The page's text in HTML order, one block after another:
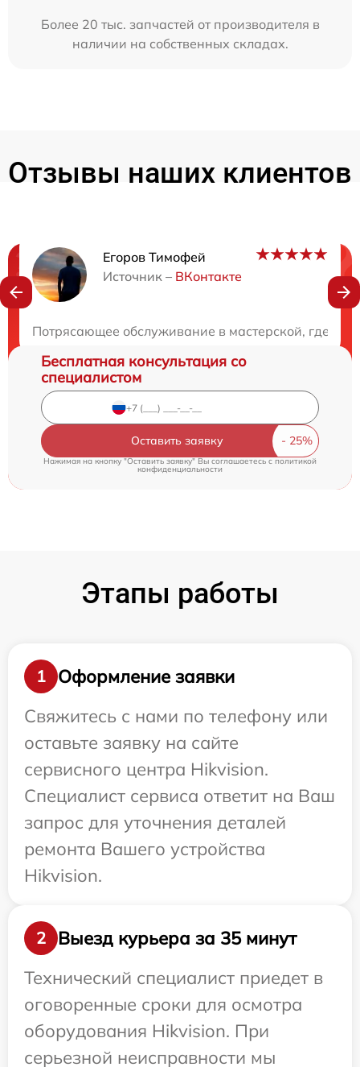
Более 20 тыс. запчастей от производителя в
наличии на собственных складах.
Отзывы наших клиентов
Егоров Тимофей
Источник – ВКонтакте
Потрясающее обслуживание в мастерской, где
Нужна консультация?
Бесплатная консультация со
специалистом
Оставить заявку
Нажимая на кнопку "Оставить заявку" Вы соглашаетесь cполитикой
конфиденциальности
Этапы работы
1
Оформление заявки
Свяжитесь с нами по телефону или
оставьте заявку на сайте
сервисного центра Hikvision.
Специалист сервиса ответит на Ваш
запрос для уточнения деталей
ремонта Вашего устройства
Hikvision.
2
Выезд курьера за 35 минут
Технический специалист приедет в
оговоренные сроки для осмотра
оборудования Hikvision. При
серьезной неисправности мы